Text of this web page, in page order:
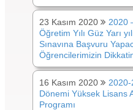
23 Kasım 2020
2020
Öğretim Yılı Güz Yarı
Sınavına Başvuru
Öğrencilerimizin
16 Kasım 2020
Dönemi Yüksek Lisans
Programı